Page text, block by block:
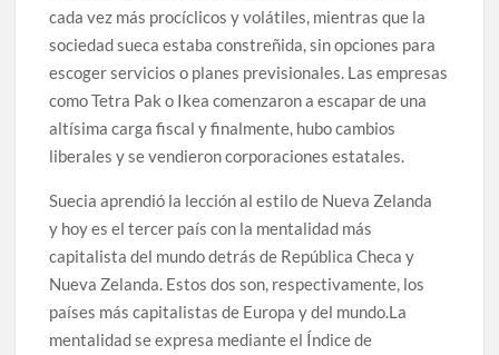
cada vez más procíclicos y volátiles, mientras que la
sociedad sueca estaba constreñida, sin opciones para
escoger servicios o planes previsionales. Las empresas
como Tetra Pak o Ikea comenzaron a escapar de una
altísima carga fiscal y finalmente, hubo cambios
liberales y se vendieron corporaciones estatales.
Suecia aprendió la lección al estilo de Nueva Zelanda
y hoy es el tercer país con la mentalidad más
capitalista del mundo detrás de República Checa y
Nueva Zelanda. Estos dos son, respectivamente, los
países más capitalistas de Europa y del mundo.La
mentalidad se expresa mediante el Índice de